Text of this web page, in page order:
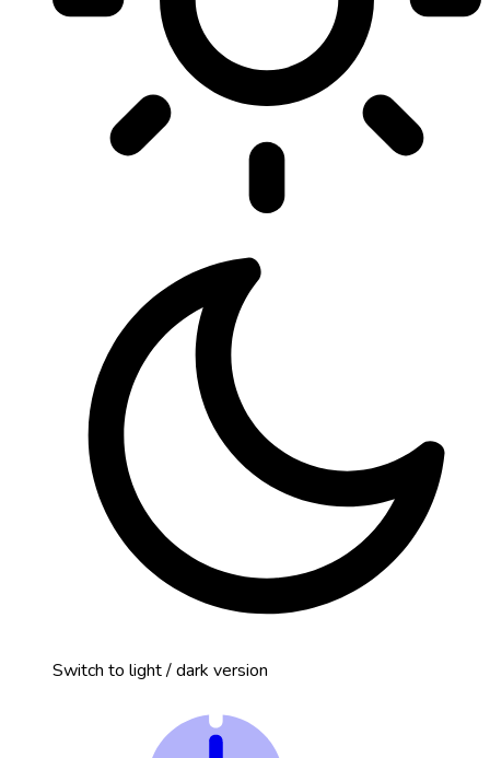
Switch to light / dark version